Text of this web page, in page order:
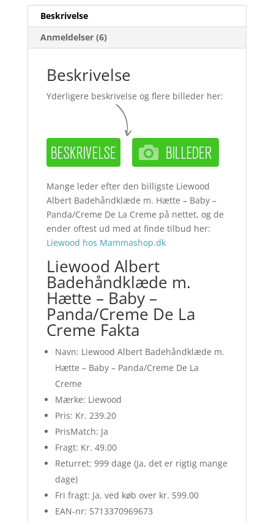
Beskrivelse
Anmeldelser (6)
Beskrivelse
Yderligere beskrivelse og flere billeder her:
Mange leder efter den billigste Liewood
Albert Badehåndklæde m. Hætte – Baby –
Panda/Creme De La Creme på nettet, og de
ender oftest ud med at finde tilbud her:
Liewood hos Mammashop.dk
Liewood Albert
Badehåndklæde m.
Hætte – Baby –
Panda/Creme De La
Creme Fakta
Navn: Liewood Albert Badehåndklæde m.
Hætte – Baby – Panda/Creme De La
Creme
Mærke: Liewood
Pris: Kr. 239.20
PrisMatch: Ja
Fragt: Kr. 49.00
Returret: 999 dage (Ja, det er rigtig mange
dage)
Fri fragt: Ja, ved køb over kr. 599.00
EAN-nr: 5713370969673